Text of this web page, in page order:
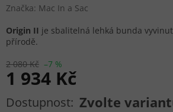
Značka: Mac In a Sac
2 080 Kč –7 %
1 934 Kč
Měrná cena: Zvolte
Origin II je sbalitelná lehká bunda
přírodě.